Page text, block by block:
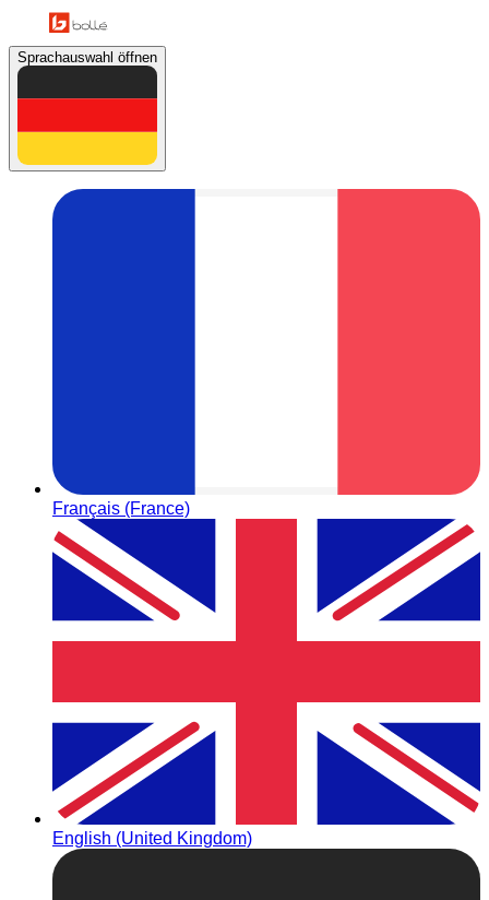
Sprachauswahl öffnen
Français (France)
English (United Kingdom)